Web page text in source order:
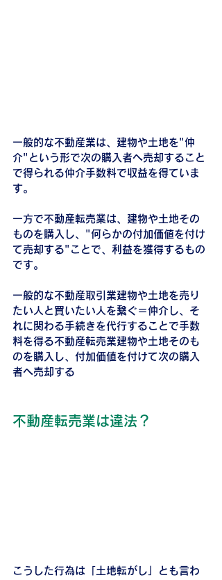
一般的な不動産業は、建物や土地を"仲
介"という形で次の購入者へ売却すること
で得られる仲介手数料で収益を得ていま
す。
一方で不動産転売業は、建物や土地その
ものを購入し、"何らかの付加価値を付け
て売却する"ことで、利益を獲得するもの
です。
一般的な不動産取引業建物や土地を売り
たい人と買いたい人を繋ぐ＝仲介し、そ
れに関わる手続きを代行することで手数
料を得る不動産転売業建物や土地そのも
のを購入し、付加価値を付けて次の購入
者へ売却する
不動産転売業は違法？
こうした行為は「土地転がし」とも言わ